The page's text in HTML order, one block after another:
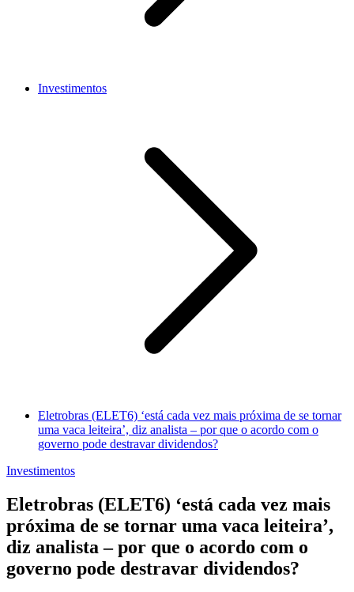
Investimentos
Eletrobras (ELET6) ‘está cada vez mais próxima de se tornar
uma vaca leiteira’, diz analista – por que o acordo com o
governo pode destravar dividendos?
Investimentos
Eletrobras (ELET6) ‘está cada vez mais
próxima de se tornar uma vaca leiteira’,
diz analista – por que o acordo com o
governo pode destravar dividendos?